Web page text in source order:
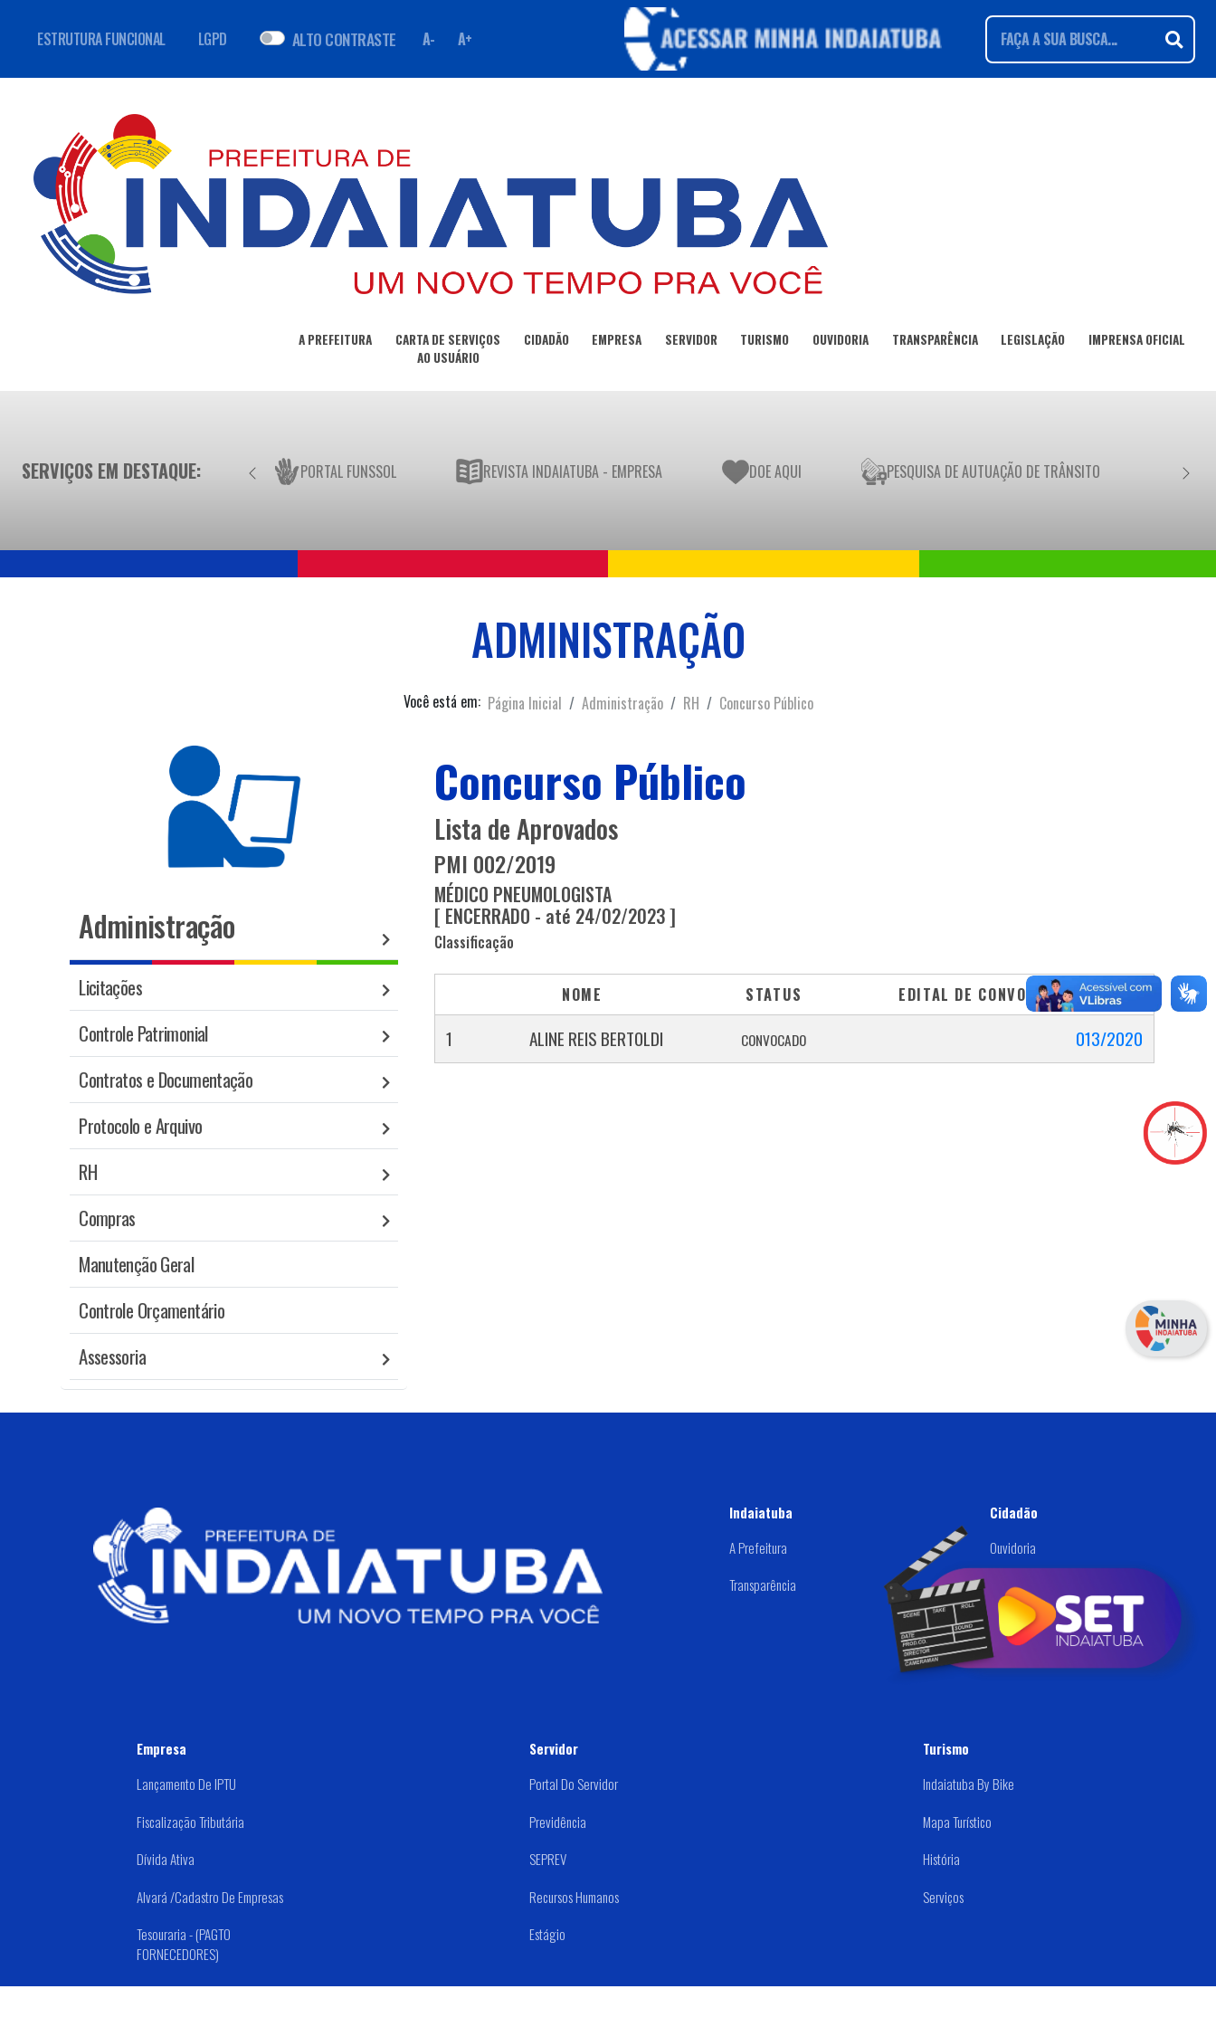
ESTRUTURA FUNCIONAL LGPD ALTO CONTRASTE A- A+
A PREFEITURA
CARTA DE SERVIÇOS
AO USUÁRIO
CIDADÃO EMPRESA SERVIDOR TURISMO OUVIDORIA TRANSPARÊNCIA LEGISLAÇÃO IMPRENSA OFICIAL
SERVIÇOS EM DESTAQUE: PORTAL FUNSSOL REVISTA INDAIATUBA - EMPRESA DOE AQUI PESQUISA DE AUTUAÇÃO DE TRÂNSITO
ADMINISTRAÇÃO
Você está em: Página Inicial Administração RH Concurso Público
Administração
Licitações
Controle Patrimonial
Contratos e Documentação
Protocolo e Arquivo
RH
Compras
Manutenção Geral
Controle Orçamentário
Assessoria
Concurso Público
Lista de Aprovados
PMI 002/2019
MÉDICO PNEUMOLOGISTA
[ ENCERRADO - até 24/02/2023 ]
Classificação
NOME STATUS EDITAL DE CONVOCAÇÃO
1 ALINE REIS BERTOLDI CONVOCADO 013/2020
Indaiatuba
A Prefeitura
Transparência
Cidadão
Ouvidoria
Defesa Civil
Disque: (019) 3834-9000
Samu 192
Empresa
Lançamento De IPTU
Fiscalização Tributária
Dívida Ativa
Alvará /Cadastro De Empresas
Tesouraria - (PAGTO
FORNECEDORES)
Servidor
Portal Do Servidor
Previdência
SEPREV
Recursos Humanos
Estágio
Turismo
Indaiatuba By Bike
Mapa Turístico
História
Serviços